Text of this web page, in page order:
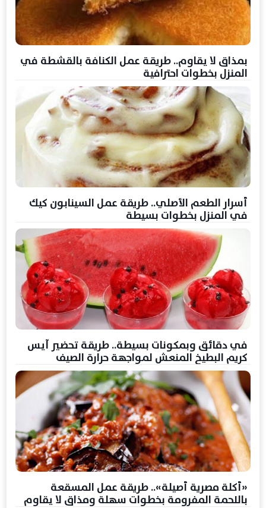
بمذاق لا يقاوم.. طريقة عمل الكنافة بالقشطة في
المنزل بخطوات احترافية
أسرار الطعم الأصلي.. طريقة عمل السينابون كيك
في المنزل بخطوات بسيطة
في دقائق وبمكونات بسيطة.. طريقة تحضير آيس
كريم البطيخ المنعش لمواجهة حرارة الصيف
«أكلة مصرية أصيلة».. طريقة عمل المسقعة
باللحمة المفرومة بخطوات سهلة ومذاق لا يقاوم